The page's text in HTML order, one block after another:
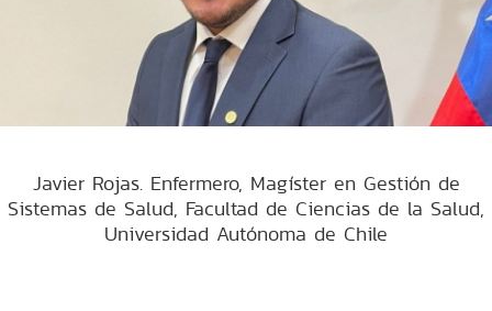
Javier Rojas. Enfermero, Magíster en Gestión de
Sistemas de Salud, Facultad de Ciencias de la Salud,
Universidad Autónoma de Chile